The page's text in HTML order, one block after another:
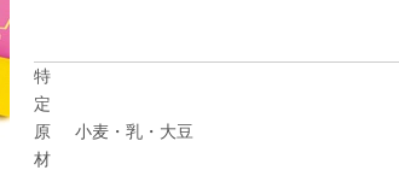
特
定
原
材
小麦・乳・大豆